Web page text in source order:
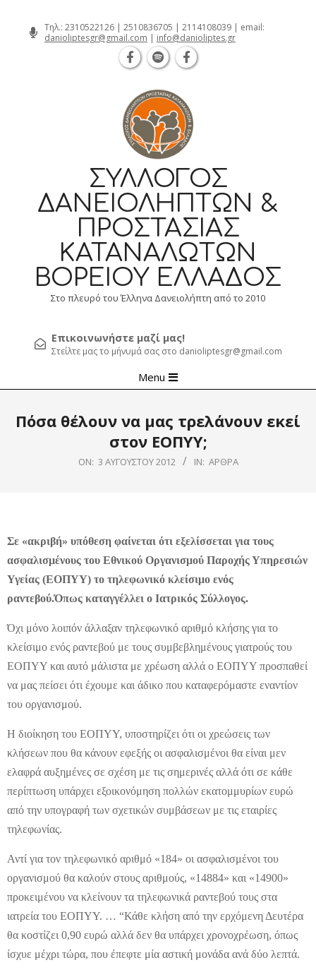
Τηλ.: 2310522126 | 2510836705 | 2114108039 | email:
danioliptesgr@gmail.com | info@danioliptes.gr
ΣΎΛΛΟΓΟΣ
ΔΑΝΕΙΟΛΗΠΤΏΝ &
ΠΡΟΣΤΑΣΊΑΣ
ΚΑΤΑΝΑΛΩΤΏΝ
ΒΟΡΕΊΟΥ ΕΛΛΆΔΟΣ
Στο πλευρό του Έλληνα Δανειολήπτη από το 2010
Επικοινωνήστε μαζί μας!
Στείλτε μας το μήνυμά σας στο danioliptesgr@gmail.com
Navigation
Menu
Πόσα θέλουν να μας τρελάνουν εκεί
στον ΕΟΠΥΥ;
ON: 3 ΑΥΓΟΎΣΤΟΥ 2012 IN: ΆΡΘΡΑ
Σε «ακριβή» υπόθεση φαίνεται ότι εξελίσσεται για τους
ασφαλισμένους του Εθνικού Οργανισμού Παροχής Υπηρεσιών
Υγείας (ΕΟΠΥΥ) το τηλεφωνικό κλείσιμο ενός
ραντεβού.Όπως καταγγέλλει ο Ιατρικός Σύλλογος.
Όχι μόνο λοιπόν άλλαξαν τηλεφωνικό αριθμό κλήσης για το
κλείσιμο ενός ραντεβού με τους συμβεβλημένους γιατρούς του
ΕΟΠΥΥ και αυτό μάλιστα με χρέωση αλλά ο ΕΟΠΥΥ προσπαθεί
να μας πείσει ότι έχουμε και άδικο που καταφερόμαστε εναντίον
του οργανισμού.
Η διοίκηση του ΕΟΠΥΥ, υποστηρίζει ότι οι χρεώσεις των
κλήσεων που θα κάνουν εφεξής οι ασφαλισμένοι θα είναι μεν
ελαφρά αυξημένες σε σχέση με τις σημερινές αλλά ότι σε κάθε
περίπτωση υπάρχει εξοικονόμηση πολλών εκατομμυρίων ευρώ
από την υπογραφή των σχετικών συμβάσεων με τις εταιρίες
τηλεφωνίας.
Αντί για τον τηλεφωνικό αριθμό «184» οι ασφαλισμένοι του
οργανισμού θα καλούν στους αριθμούς, «14884» και «14900»
προκειμένου να κλείνουν τα τηλεφωνικά ραντεβού τους στα
ιατρεία του ΕΟΠΥΥ. … “Κάθε κλήση από την ερχόμενη Δευτέρα
θα κοστίζει 0,90 ευρώ αλλά δεν θα υπάρχει χρονοχρέωση, όπως
ίσχυε μέχρι τώρα, που έπεφτε μία αστική μονάδα ανά δύο λεπτά.